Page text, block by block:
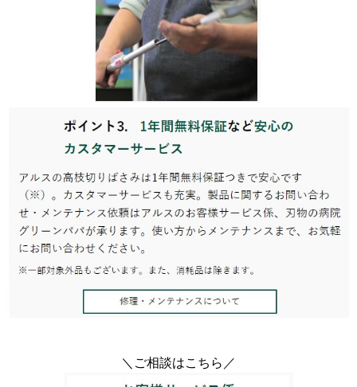
＼ご相談はこちら／